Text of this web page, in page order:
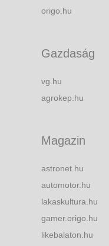
origo.hu
Gazdaság
vg.hu
agrokep.hu
Magazin
astronet.hu
automotor.hu
lakaskultura.hu
gamer.origo.hu
likebalaton.hu